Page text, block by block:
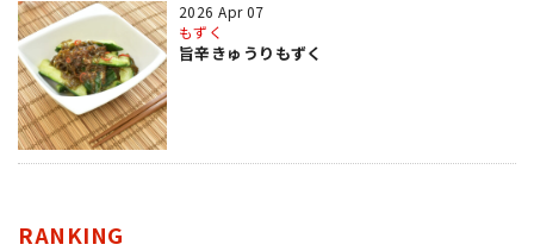
2026 Apr 07
もずく
旨辛きゅうりもずく
RANKING